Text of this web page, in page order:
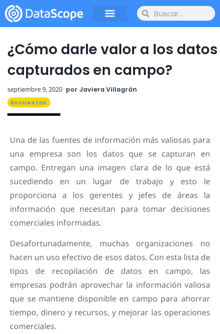
¿Cómo darle valor a los datos
capturados en campo?
septiembre 9, 2020 por Javiera Villagrán
Encuestas
Una de las fuentes de información más valiosas para
una empresa son los datos que se capturan en
campo. Entregan una imagen clara de lo que está
sucediendo en un lugar de trabajo y esto le
proporciona a los gerentes y jefes de áreas la
información que necesitan para tomar decisiones
comerciales informadas.
Desafortunadamente, muchas organizaciones no
hacen un uso efectivo de esos datos. Con esta lista de
tipos de recopilación de datos en campo, las
empresas podrán aprovechar la información valiosa
que se mantiene disponible en campo para ahorrar
tiempo, dinero y recursos, y mejorar las operaciones
comerciales.